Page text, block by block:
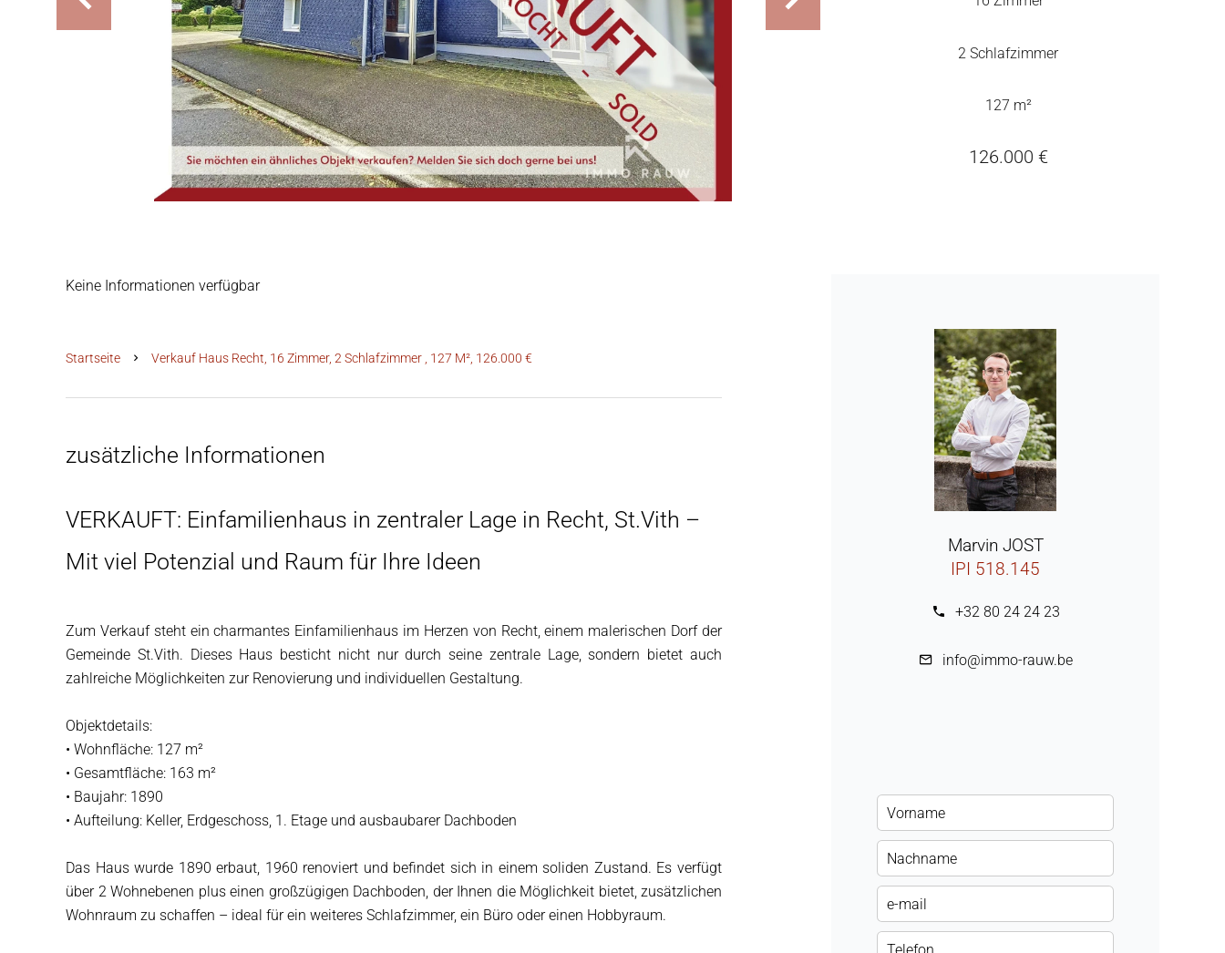
2 Schlafzimmer
127 m²
126.000 €
Keine Informationen verfügbar
Startseite Verkauf Haus Recht, 16 Zimmer, 2 Schlafzimmer , 127 M², 126.000 €
zusätzliche Informationen
VERKAUFT: Einfamilienhaus in zentraler Lage in Recht, St.Vith –
Mit viel Potenzial und Raum für Ihre Ideen
Zum Verkauf steht ein charmantes Einfamilienhaus im Herzen von Recht, einem malerischen Dorf der
Gemeinde St.Vith. Dieses Haus besticht nicht nur durch seine zentrale Lage, sondern bietet auch
zahlreiche Möglichkeiten zur Renovierung und individuellen Gestaltung.
Objektdetails:
• Wohnfläche: 127 m²
• Gesamtfläche: 163 m²
• Baujahr: 1890
• Aufteilung: Keller, Erdgeschoss, 1. Etage und ausbaubarer Dachboden
Das Haus wurde 1890 erbaut, 1960 renoviert und befindet sich in einem soliden Zustand. Es verfügt
über 2 Wohnebenen plus einen großzügigen Dachboden, der Ihnen die Möglichkeit bietet, zusätzlichen
Wohnraum zu schaffen – ideal für ein weiteres Schlafzimmer, ein Büro oder einen Hobbyraum.
Marvin JOST
IPI 518.145
+32 80 24 24 23
info@immo-rauw.be